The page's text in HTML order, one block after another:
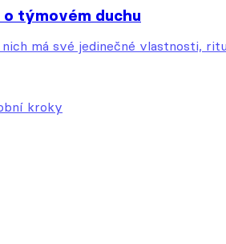
o týmovém duchu
má své jedinečné vlastnosti,
kroky